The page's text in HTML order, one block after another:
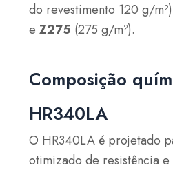
do revestimento 120 g/
eZ275 (275 g/m²).
Composição
HR340LA
O HR340LA é projetado
otimizado de resistência